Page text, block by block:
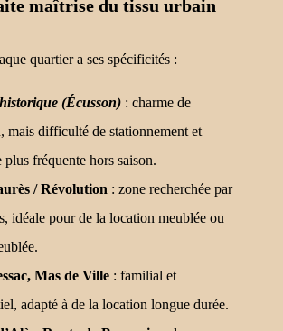
maîtrise du tissu urbain
quartier a ses spécificités :
(Écusson) : charme de
mais difficulté de stationnement et
plus fréquente hors saison.
/ Révolution : zone recherchée par
idéale pour de la location meublée ou
Mas de Ville : familial et
adapté à de la location longue durée.